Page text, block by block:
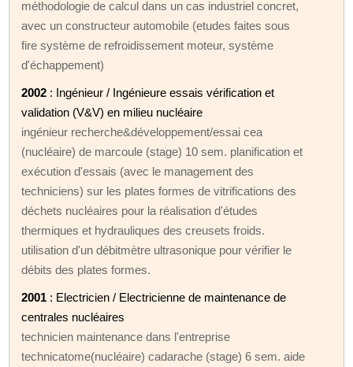
méthodologie de calcul dans un cas industriel concret,
avec un constructeur automobile (etudes faites sous
fire système de refroidissement moteur, système
d'échappement)
2002 : Ingénieur / Ingénieure essais vérification et
validation (V&V) en milieu nucléaire
ingénieur recherche&développement/essai cea
(nucléaire) de marcoule (stage) 10 sem. planification et
exécution d'essais (avec le management des
techniciens) sur les plates formes de vitrifications des
déchets nucléaires pour la réalisation d'études
thermiques et hydrauliques des creusets froids.
utilisation d'un débitmètre ultrasonique pour vérifier le
débits des plates formes.
2001 : Electricien / Electricienne de maintenance de
centrales nucléaires
technicien maintenance dans l'entreprise
technicatome(nucléaire) cadarache (stage) 6 sem. aide